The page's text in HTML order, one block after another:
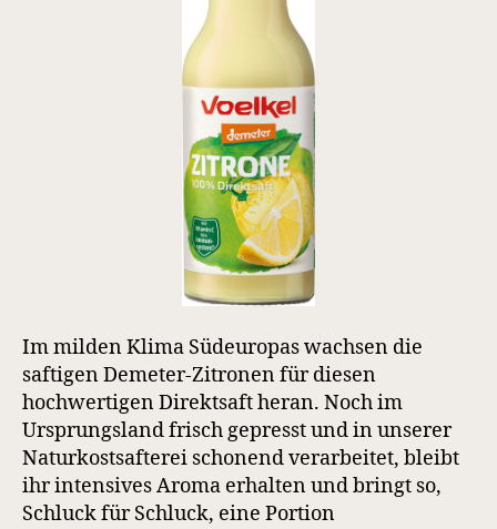
Im milden Klima Südeuropas wachsen die
saftigen Demeter-Zitronen für diesen
hochwertigen Direktsaft heran. Noch im
Ursprungsland frisch gepresst und in unserer
Naturkostsafterei schonend verarbeitet, bleibt
ihr intensives Aroma erhalten und bringt so,
Schluck für Schluck, eine Portion